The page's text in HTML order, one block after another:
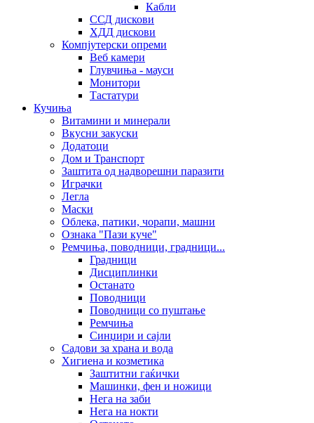
Кабли
ССД дискови
ХДД дискови
Компјутерски опреми
Веб камери
Глувчиња - мауси
Монитори
Тастатури
Кучиња
Витамини и минерали
Вкусни закуски
Додатоци
Дом и Транспорт
Заштита од надворешни паразити
Играчки
Легла
Маски
Облека, патики, чорапи, машни
Ознака "Пази куче"
Ремчиња, поводници, градници...
Градници
Дисциплинки
Останато
Поводници
Поводници со пуштање
Ремчиња
Синџири и сајли
Садови за храна и вода
Хигиена и козметика
Заштитни гаќички
Машинки, фен и ножици
Нега на заби
Нега на нокти